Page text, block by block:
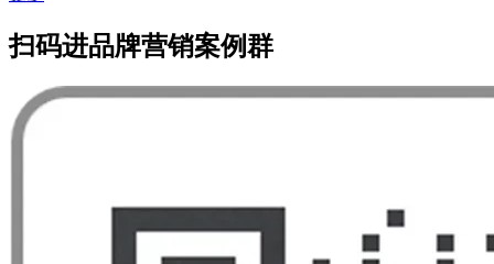
扫码进品牌营销案例群